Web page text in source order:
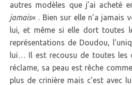
autres modèles que j’ai acheté
jamais« . Bien sur elle n’a jamais
lui, et même si elle dort toutes
représentations de Doudou,
lui… Il est recousu de toutes les
réclame, sa peau est rêche
plus de crinière mais c’est avec